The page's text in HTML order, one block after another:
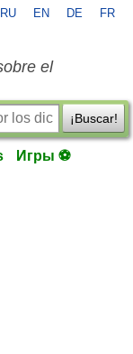
RU EN DE FR
el
¡Buscar!
Игры ⚽